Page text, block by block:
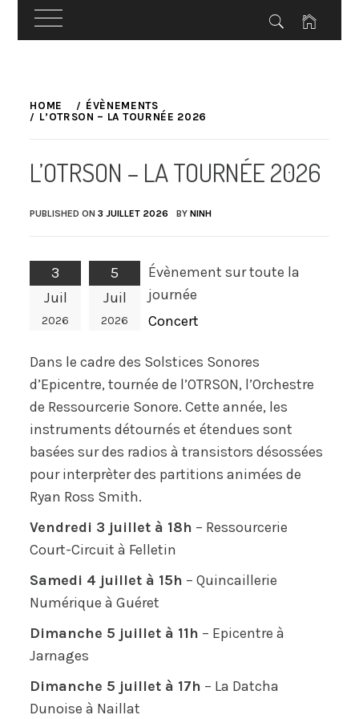
to
content
HOME
ÉVÈNEMENTS
L’OTRSON – LA TOURNÉE 2026
L’OTRSON – LA TOURNÉE 2026
PUBLISHED ON3 JUILLET 2026 BYNINH
3
Juil
2026
5
Juil
2026
Évènement sur toute la
journée
Concert
Dans le cadre des Solstices Sonores
d’Epicentre, tournée de l’OTRSON, l’Orchestre
de Ressourcerie Sonore. Cette année, les
instruments détournés et étendues sont
basées sur des radios à transistors désossées
pour interprèter des partitions animées de
Ryan Ross Smith.
Vendredi 3 juillet à 18h – Ressourcerie
Court-Circuit à Felletin
Samedi 4 juillet à 15h – Quincaillerie
Numérique à Guéret
Dimanche 5 juillet à 11h – Epicentre à
Jarnages
Dimanche 5 juillet à 17h – La Datcha
Dunoise à Naillat